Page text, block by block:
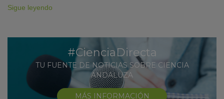
Sigue leyendo
#CienciaDirecta
TU FUENTE DE NOTICIAS SOBRE CIENCIA
ANDALUZA
MÁS INFORMACIÓN